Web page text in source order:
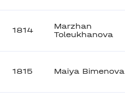
1814
Marzhan
Toleukhanova
1815 Maiya Bimenova